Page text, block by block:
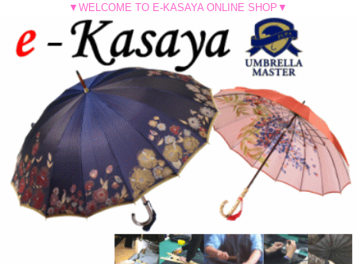
▼WELCOME TO E-KASAYA ONLINE SHOP▼